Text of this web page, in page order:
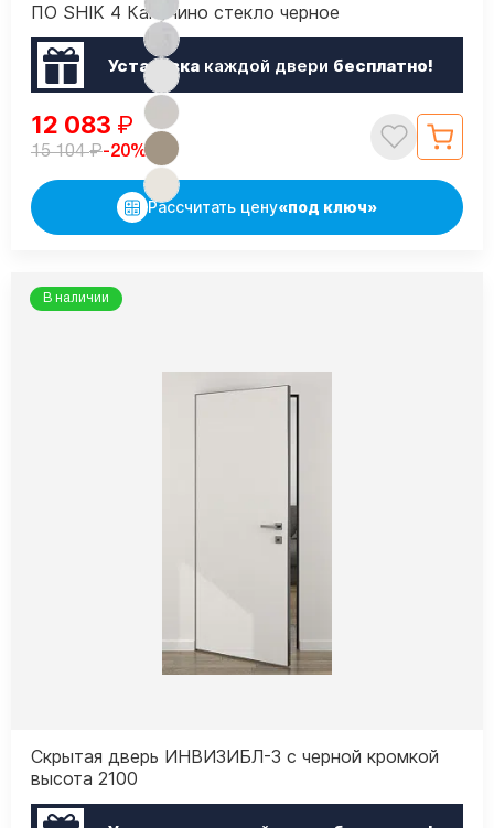
ПО SHIK 4 Капучино стекло черное
Установкакаждой двери бесплатно!
12 083 ₽
15 104₽-20%
Рассчитать цену«под ключ»
В наличии
Скрытая дверь ИНВИЗИБЛ-3 с черной кромкой
высота 2100